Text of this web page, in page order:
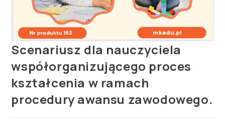
Scenariusz dla nauczyciela
współorganizującego proces
kształcenia w ramach
procedury awansu zawodowego.